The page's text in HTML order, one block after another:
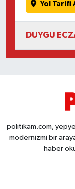
Yol Tarifi
DUYGU
politikam.com,
modernizmi bir
haber
SPOR
TARİHTE
Trend